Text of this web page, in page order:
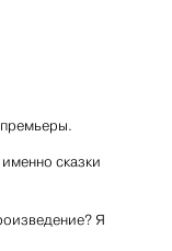
сказки
Я